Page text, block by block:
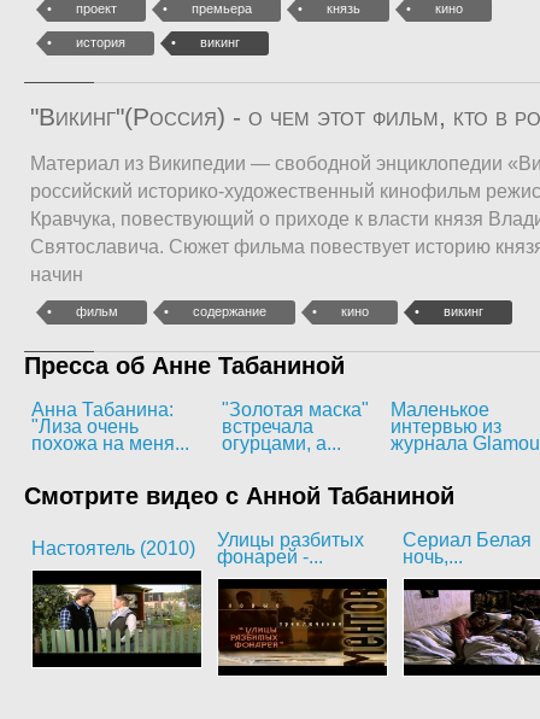
проект премьера князь кино
история викинг
"Викинг"(Россия) - о чем этот фильм, кто в
Материал из Википедии — свободной энциклопедии
российский историко-художественный кинофильм
Кравчука, повествующий о приходе к власти князя
Святославича. Сюжет фильма повествует историю
начин
фильм содержание кино викинг
Пресса об Анне Табаниной
Анна Табанина:
"Лиза очень
похожа на меня...
"Золотая маска"
встречала
огурцами, а...
Маленькое
интервью из
журнала
Смотрите видео с Анной Табаниной
Настоятель (2010)
Улицы разбитых
фонарей -...
Сериал Белая
ночь,...